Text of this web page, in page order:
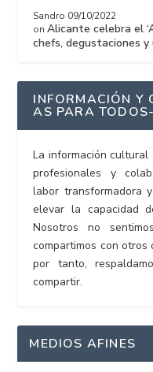
Sandro 09/10/2022
onAlicante celebra el
chefs, degustaciones
INFORMACIÓN Y
AS PARA
La información cultural
profesionales y
labor transformadora
elevar la capacidad
Nosotros no
compartimos con otros
por tanto,
compartir.
MEDIOS AFINES